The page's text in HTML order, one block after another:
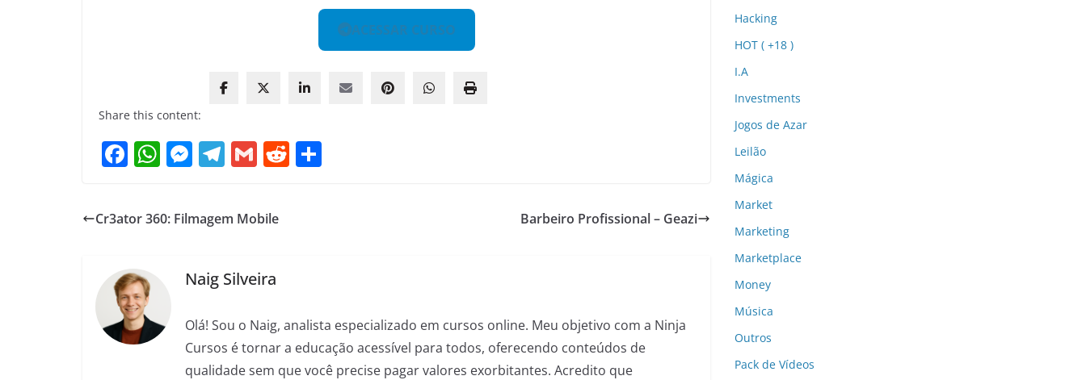
ACESSAR CURSO
Share this content:
F
e
o
o
k
W
at
s
M
e
g
T
e
gr
m
G
ai
l
R
Cr3ator 360: Filmagem Mobile Barbeiro Profissional – Geazi
Naig Silveira
Olá! Sou o Naig, analista especializado em cursos online. Meu objetivo com a Ninja
Cursos é tornar a educação acessível para todos, oferecendo conteúdos de
qualidade sem que você precise pagar valores exorbitantes. Acredito que
Hacking
HOT ( +18 )
I.A
Investments
Jogos de Azar
Leilão
Mágica
Market
Marketing
Marketplace
Money
Música
Outros
Pack de Vídeos